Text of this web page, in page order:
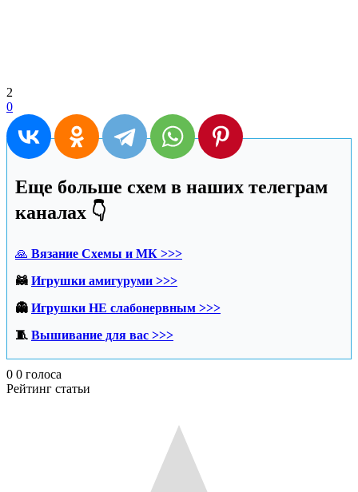
2
0
Еще больше схем в наших телеграм
каналах 👇
🙏 Вязание Схемы и МК >>>
🦝 Игрушки амигуруми >>>
👻 Игрушки НЕ слабонервным >>>
🧵 Вышивание для вас >>>
0 0 голоса
Рейтинг статьи